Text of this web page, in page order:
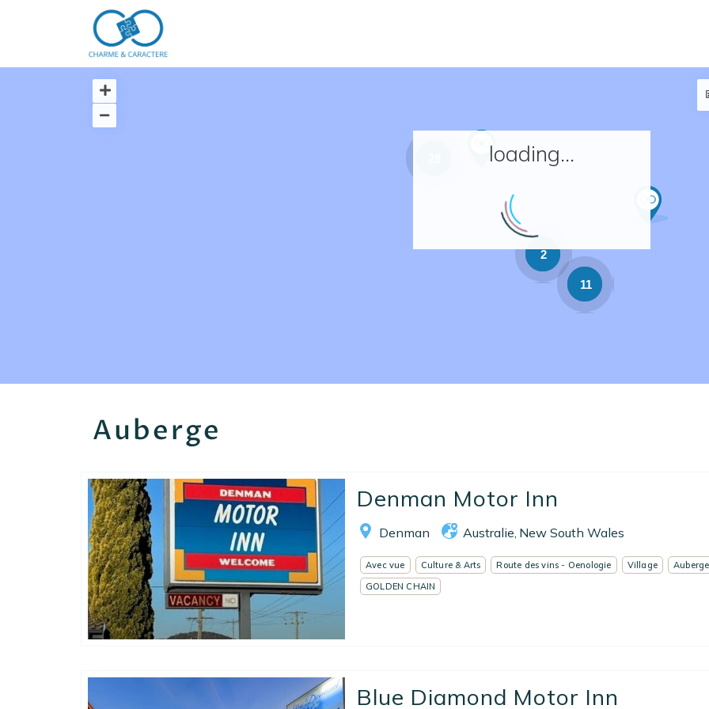
Réserver un séjour
Nos adresses en France
Nos adresses dans le monde
11
2
loading...
Auberge
Denman Motor Inn
Denman Australie New South Wales
Avec vue Culture & Arts Route des vins - Oenologie Village
Auberge
GOLDEN CHAIN
Blue Diamond Motor Inn